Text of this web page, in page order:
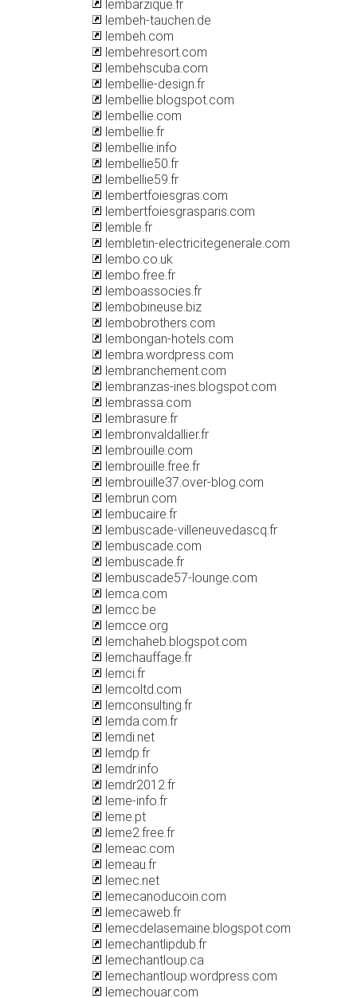
lembarzique.fr
lembeh-tauchen.de
lembeh.com
lembehresort.com
lembehscuba.com
lembellie-design.fr
lembellie.blogspot.com
lembellie.com
lembellie.fr
lembellie.info
lembellie50.fr
lembellie59.fr
lembertfoiesgras.com
lembertfoiesgrasparis.com
lemble.fr
lembletin-electricitegenerale.com
lembo.co.uk
lembo.free.fr
lemboassocies.fr
lembobineuse.biz
lembobrothers.com
lembongan-hotels.com
lembra.wordpress.com
lembranchement.com
lembranzas-ines.blogspot.com
lembrassa.com
lembrasure.fr
lembronvaldallier.fr
lembrouille.com
lembrouille.free.fr
lembrouille37.over-blog.com
lembrun.com
lembucaire.fr
lembuscade-villeneuvedascq.fr
lembuscade.com
lembuscade.fr
lembuscade57-lounge.com
lemca.com
lemcc.be
lemcce.org
lemchaheb.blogspot.com
lemchauffage.fr
lemci.fr
lemcoltd.com
lemconsulting.fr
lemda.com.fr
lemdi.net
lemdp.fr
lemdr.info
lemdr2012.fr
leme-info.fr
leme.pt
leme2.free.fr
lemeac.com
lemeau.fr
lemec.net
lemecanoducoin.com
lemecaweb.fr
lemecdelasemaine.blogspot.com
lemechantlipdub.fr
lemechantloup.ca
lemechantloup.wordpress.com
lemechouar.com